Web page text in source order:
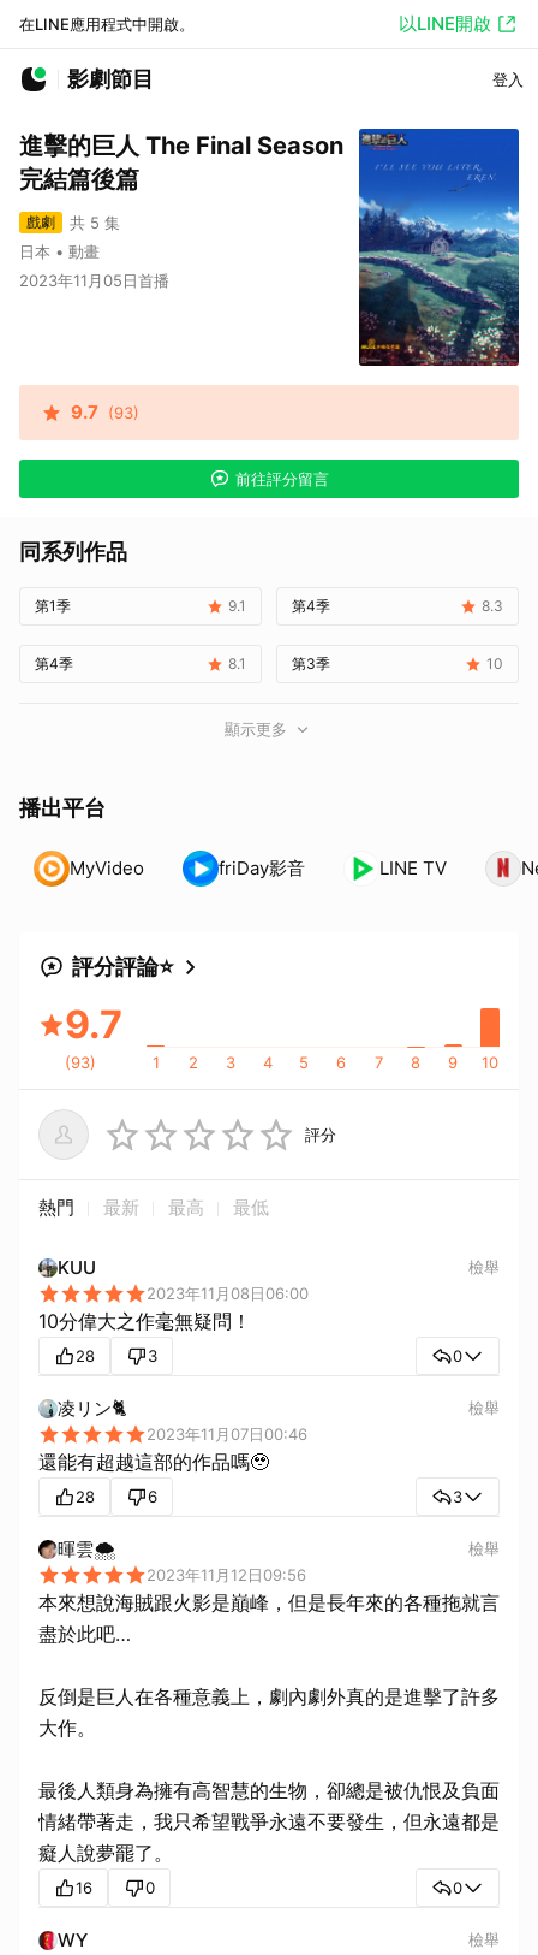
在LINE應用程式中開啟。 以LINE開啟
影劇節目 登入
進擊的巨人 The Final Season
完結篇後篇
戲劇
共 5 集
日本 • 動畫
2023年11月05日首播
9.7 (93)
前往評分留言
同系列作品
第1季 9.1 第4季 8.3
第4季 8.1 第3季 10
顯示更多
播出平台
MyVideo friDay影音 LINE TV
評分評論⭐
9.7
(93) 1 2 3 4 5 6 7 8 9 10
評分
熱門 最新 最高 最低
KUU
2023年11月08日06:00
檢舉
10分偉大之作毫無疑問！
28 3 0
凌リン🐈
2023年11月07日00:46
檢舉
還能有超越這部的作品嗎🥹
28 6 3
暉雲🌨
2023年11月12日09:56
檢舉
本來想說海賊跟火影是巔峰，但是長年來的各種拖就言
盡於此吧…
反倒是巨人在各種意義上，劇內劇外真的是進擊了許多
大作。
最後人類身為擁有高智慧的生物，卻總是被仇恨及負面
情緒帶著走，我只希望戰爭永遠不要發生，但永遠都是
癡人說夢罷了。
16 0 0
WY 檢舉